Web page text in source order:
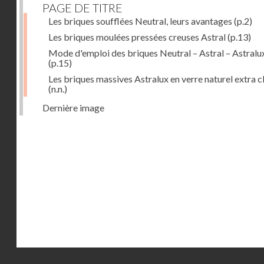
PAGE DE TITRE
Les briques soufflées Neutral, leurs avantages (p.2)
Les briques moulées pressées creuses Astral(p.13)
Mode d'emploi des briques Neutral – Astral –
(p.15)
Les briques massives Astralux en verre naturel extra
(n.n.)
Dernière image